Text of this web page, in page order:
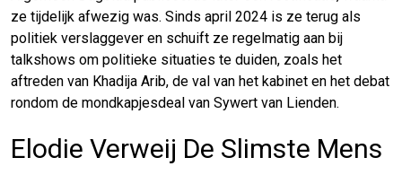
ze tijdelijk afwezig was. Sinds april 2024 is ze terug als
politiek verslaggever en schuift ze regelmatig aan bij
talkshows om politieke situaties te duiden, zoals het
aftreden van Khadija Arib, de val van het kabinet en het debat
rondom de mondkapjesdeal van Sywert van Lienden.
Elodie Verweij De Slimste Mens